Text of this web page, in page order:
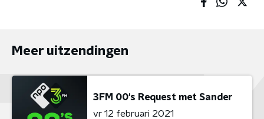
Meer uitzendingen
3FM 00's Request met Sander
vr 12 februari 2021